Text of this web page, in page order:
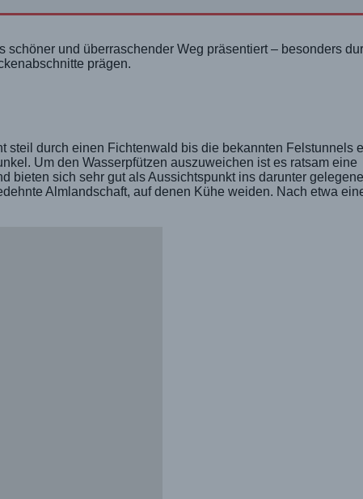
und überraschender Weg präsentiert – besonders
prägen.
steil durch einen Fichtenwald bis die bekannten Felstunnels
Um den Wasserpfützen auszuweichen ist es ratsam eine
bieten sich sehr gut als Aussichtspunkt ins darunter
Almlandschaft, auf denen Kühe weiden. Nach etwa